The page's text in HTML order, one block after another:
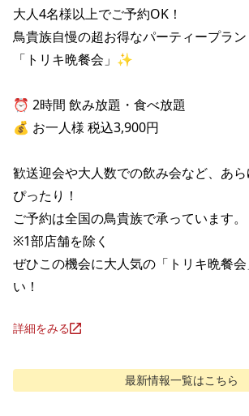
大人4名様以上でご予約OK！
鳥貴族自慢の超お得なパーティープラン
「トリキ晩餐会」✨
⏰ 2時間 飲み放題・食べ放題
💰 お一人様 税込3,900円
歓送迎会や大人数での飲み会など、あ
ぴったり！
ご予約は全国の鳥貴族で承っています。
※1部店舗を除く
ぜひこの機会に大人気の「トリキ晩餐
い！
詳細をみる
最新情報一覧はこちら